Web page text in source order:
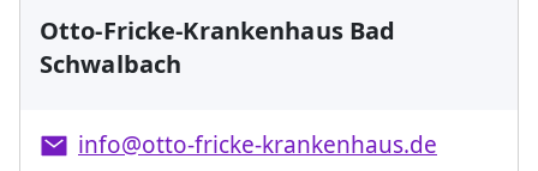
Otto-Fricke-Krankenhaus Bad
Schwalbach
info@otto-fricke-krankenhaus.de